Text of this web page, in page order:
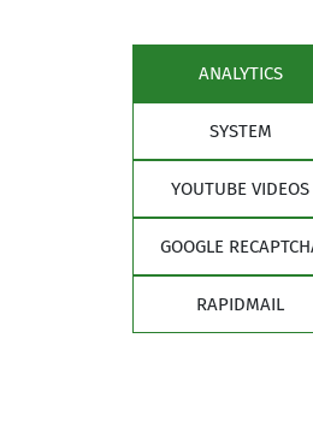
Details
Sektion
Für Vielfalt, Akzeptanz und
Mitglied werden
ANALYTICS
SYSTEM
YOUTUBE VIDEOS
GOOGLE
RAPIDMAIL